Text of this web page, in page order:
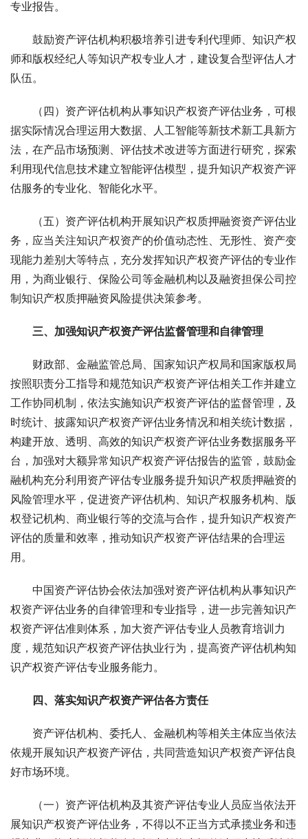
专业报告。
鼓励资产评估机构积极培养引进专利代理师、知识产权
师和版权经纪人等知识产权专业人才，建设复合型评估人才
队伍。
（四）资产评估机构从事知识产权资产评估业务，可根
据实际情况合理运用大数据、人工智能等新技术新工具新方
法，在产品市场预测、评估技术改进等方面进行研究，探索
利用现代信息技术建立智能评估模型，提升知识产权资产评
估服务的专业化、智能化水平。
（五）资产评估机构开展知识产权质押融资资产评估业
务，应当关注知识产权资产的价值动态性、无形性、资产变
现能力差别大等特点，充分发挥知识产权资产评估的专业作
用，为商业银行、保险公司等金融机构以及融资担保公司控
制知识产权质押融资风险提供决策参考。
三、加强知识产权资产评估监督管理和自律管理
财政部、金融监管总局、国家知识产权局和国家版权局
按照职责分工指导和规范知识产权资产评估相关工作并建立
工作协同机制，依法实施知识产权资产评估的监督管理，及
时统计、披露知识产权资产评估业务情况和相关统计数据，
构建开放、透明、高效的知识产权资产评估业务数据服务平
台，加强对大额异常知识产权资产评估报告的监管，鼓励金
融机构充分利用资产评估专业服务提升知识产权质押融资的
风险管理水平，促进资产评估机构、知识产权服务机构、版
权登记机构、商业银行等的交流与合作，提升知识产权资产
评估的质量和效率，推动知识产权资产评估结果的合理运
用。
中国资产评估协会依法加强对资产评估机构从事知识产
权资产评估业务的自律管理和专业指导，进一步完善知识产
权资产评估准则体系，加大资产评估专业人员教育培训力
度，规范知识产权资产评估执业行为，提高资产评估机构知
识产权资产评估专业服务能力。
四、落实知识产权资产评估各方责任
资产评估机构、委托人、金融机构等相关主体应当依法
依规开展知识产权资产评估，共同营造知识产权资产评估良
好市场环境。
（一）资产评估机构及其资产评估专业人员应当依法开
展知识产权资产评估业务，不得以不正当方式承揽业务和违